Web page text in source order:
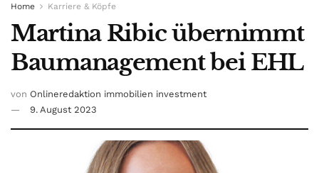
Home Karriere & Köpfe
Martina Ribic übernimmt
Baumanagement bei EHL
von Onlineredaktion immobilien investment
9. August 2023